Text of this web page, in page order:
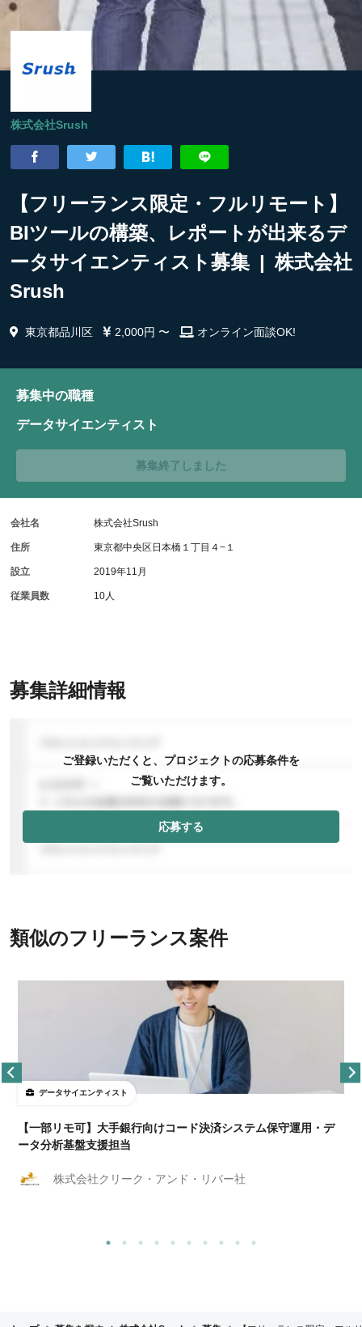
株式会社Srush
【フリーランス限定・フルリモート】
BIツールの構築、レポートが出来るデ
ータサイエンティスト募集 | 株式会社
Srush
東京都品川区 2,000円 〜 オンライン面談OK!
募集詳細情報
ご登録いただくと、プロジェクトの応募条件を
ご覧いただけます。
応募する
募集中の職種
データサイエンティスト
募集終了しました
会社名 株式会社Srush
住所 東京都中央区日本橋１丁目４−１
設立 2019年11月
従業員数 10人
類似のフリーランス案件
データサイエンティスト
【一部リモ可】大手銀行向けコード決済システム保守運用・デ
ータ分析基盤支援担当
株式会社クリーク・アンド・リバー社